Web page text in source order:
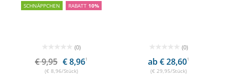
SCHNÄPPCHEN RABATT 10%
(0)
€ 9,95 € 8,961
(€ 8,96/Stück)
(0)
ab € 28,601
(€ 29,95/Stück)